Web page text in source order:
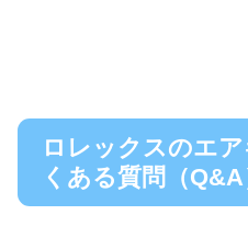
ロレックスのエ
くある質問（Q&A